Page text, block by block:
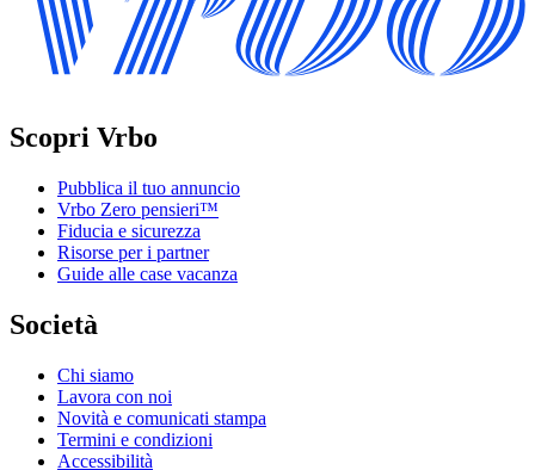
Scopri Vrbo
Pubblica il tuo annuncio
Vrbo Zero pensieri™
Fiducia e sicurezza
Risorse per i partner
Guide alle case vacanza
Società
Chi siamo
Lavora con noi
Novità e comunicati stampa
Termini e condizioni
Accessibilità